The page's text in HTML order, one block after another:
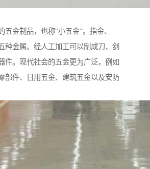
五金制品，也称“小五金”。指金、
种金属。经人工加工可以制成刀、剑
件。现代社会的五金更为广泛，例如
部件、日用五金、建筑五金以及安防